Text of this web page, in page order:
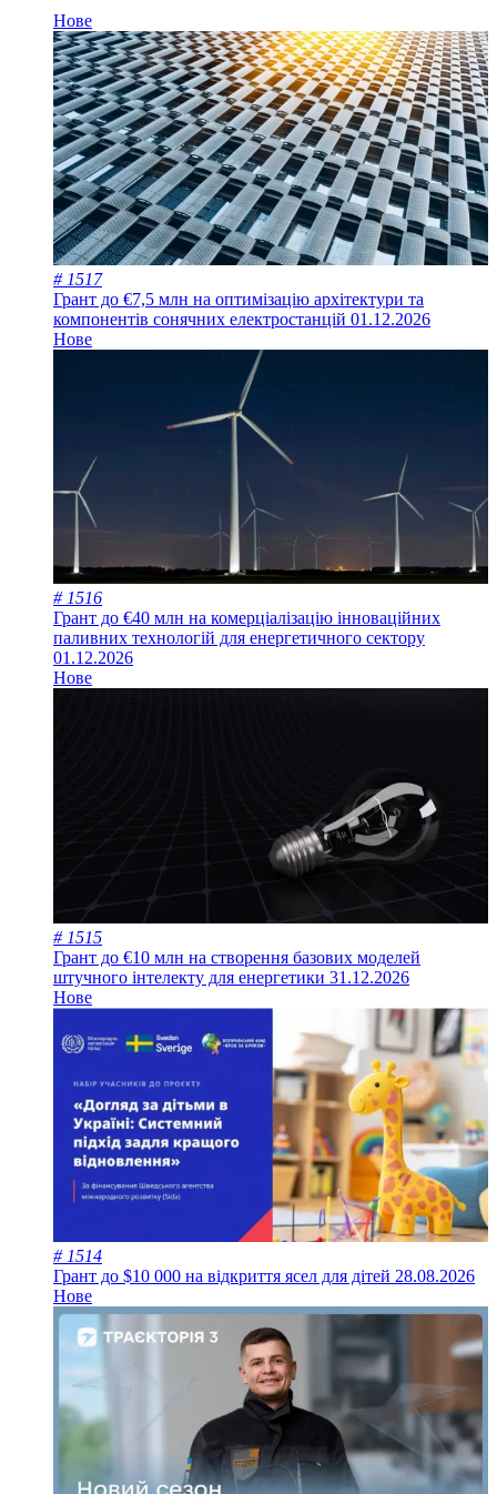
Нове
# 1517
Грант до €7,5 млн на оптимізацію архітектури та
компонентів сонячних електростанцій 01.12.2026
Нове
# 1516
Грант до €40 млн на комерціалізацію інноваційних
паливних технологій для енергетичного сектору
01.12.2026
Нове
# 1515
Грант до €10 млн на створення базових моделей
штучного інтелекту для енергетики 31.12.2026
Нове
# 1514
Грант до $10 000 на відкриття ясел для дітей 28.08.2026
Нове